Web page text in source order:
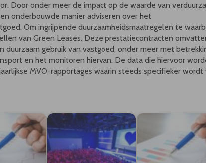
Door onder meer de impact op de waarde van
onderbouwde manier adviseren over het
Om ingrijpende duurzaamheidsmaatregelen te
van Green Leases. Deze prestatiecontracten
duurzaam gebruik van vastgoed, onder meer met
en het monitoren hiervan. De data die hiervoor
MVO-rapportages waarin steeds specifieker wordt